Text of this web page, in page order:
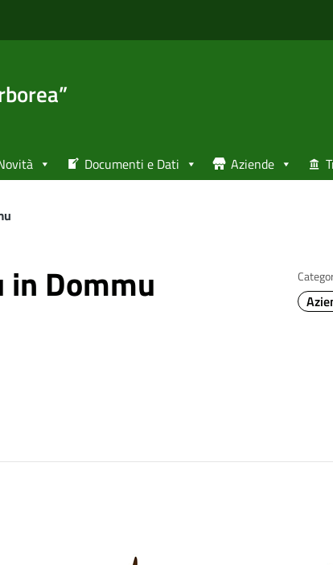
Documenti e Dati Aziende
Dommu